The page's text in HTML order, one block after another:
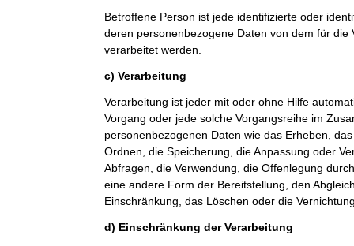
Betroffene Person ist jede identifizierte oder
deren personenbezogene Daten von dem für die
verarbeitet werden.
c) Verarbeitung
Verarbeitung ist jeder mit oder ohne Hilfe
Vorgang oder jede solche Vorgangsreihe im
personenbezogenen Daten wie das Erheben,
Ordnen, die Speicherung, die Anpassung oder
Abfragen, die Verwendung, die Offenlegung
eine andere Form der Bereitstellung, den
Einschränkung, das Löschen oder die
d) Einschränkung der Verarbeitung